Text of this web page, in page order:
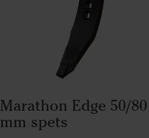
Marathon Edge 50/80
mm spets